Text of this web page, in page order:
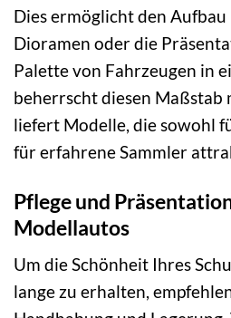
Dies ermöglicht den
Dioramen oder die
Palette von Fahrzeugen in
beherrscht diesen Maßstab
liefert Modelle, die sowohl
für erfahrene Sammler
Pflege und
Modellautos
Um die Schönheit Ihres
lange zu erhalten,